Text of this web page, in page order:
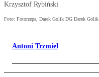
Krzysztof Rybiński
Foto: Fotorzepa, Darek Golik DG Darek Golik
Antoni Trzmiel